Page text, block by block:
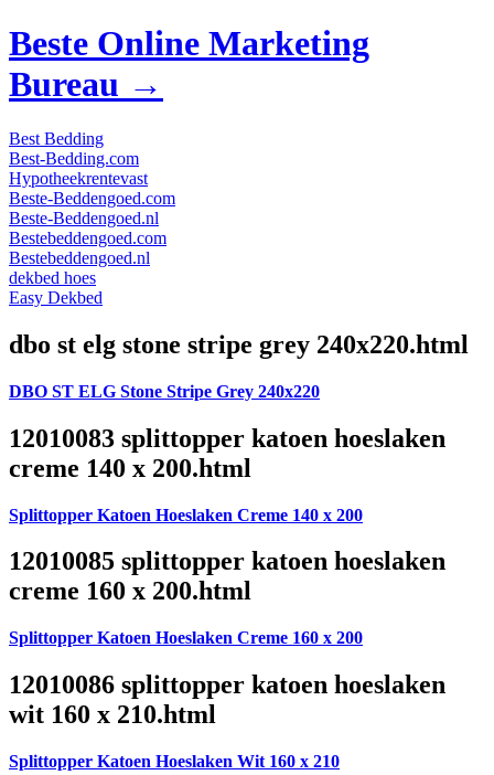
Beste Online Marketing
Bureau →
Best Bedding
Best-Bedding.com
Hypotheekrentevast
Beste-Beddengoed.com
Beste-Beddengoed.nl
Bestebeddengoed.com
Bestebeddengoed.nl
dekbed hoes
Easy Dekbed
dbo st elg stone stripe grey 240x220.html
DBO ST ELG Stone Stripe Grey 240x220
12010083 splittopper katoen hoeslaken
creme 140 x 200.html
Splittopper Katoen Hoeslaken Creme 140 x 200
12010085 splittopper katoen hoeslaken
creme 160 x 200.html
Splittopper Katoen Hoeslaken Creme 160 x 200
12010086 splittopper katoen hoeslaken
wit 160 x 210.html
Splittopper Katoen Hoeslaken Wit 160 x 210